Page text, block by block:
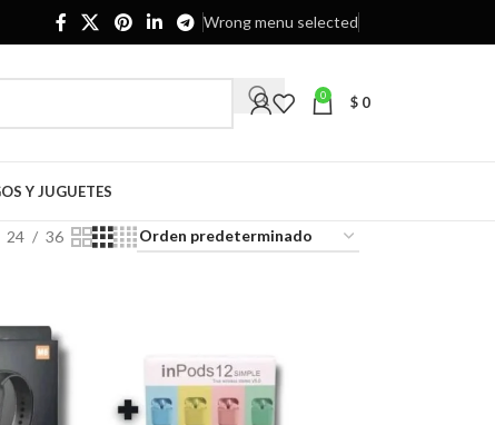
Wrong menu selected
0 $ 0
Y JUGUETES
24 36